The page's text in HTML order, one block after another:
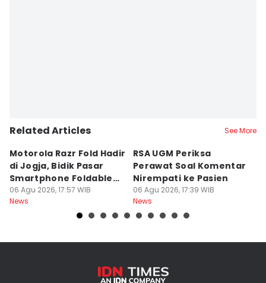
Related Articles See More
Motorola Razr Fold Hadir
di Jogja, Bidik Pasar
Smartphone Foldable
Premium
06 Agu 2026, 17:57 WIB
News
RSA UGM Periksa
Perawat Soal Komentar
Nirempati ke Pasien
06 Agu 2026, 17:39 WIB
News